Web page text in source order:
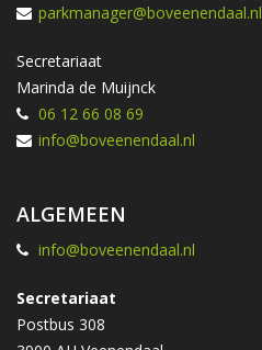
parkmanager@boveenendaal.nl
Secretariaat
Marinda de Muijnck
06 12 66 08 69
info@boveenendaal.nl
ALGEMEEN
info@boveenendaal.nl
Secretariaat
Postbus 308